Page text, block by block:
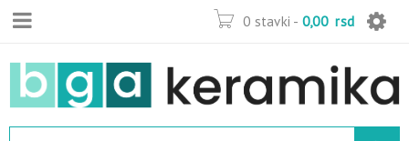
0 stavki - 0,00 rsd